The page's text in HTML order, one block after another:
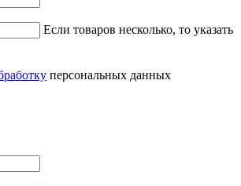
Если товаров несколько, то указать
персональных данных